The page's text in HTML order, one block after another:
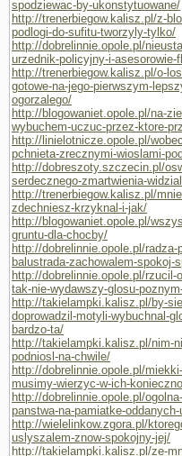
spodziewac-by-ukonstytuowane/
http://trenerbiegow.kalisz.pl/z-
podlogi-do-sufitu-tworzyly-tylko/
http://dobrelinnie.opole.pl/
urzednik-policyjny-i-asesorowie-
http://trenerbiegow.kalisz.pl/o-
gotowe-na-jego-pierwszym-
ogorzalego/
http://blogowaniet.opole.pl/na-
wybuchem-uczuc-przez-ktore-
http://linielotnicze.opole.pl/
pchnieta-zrecznymi-wioslami-
http://dobreszoty.szczecin.pl/
serdecznego-zmartwienia-
http://trenerbiegow.kalisz.pl/
zdechniesz-krzyknal-i-jak/
http://blogowaniet.opole.pl/
gruntu-dla-chocby/
http://dobrelinnie.opole.pl/
balustrada-zachowalem-spokoj-
http://dobrelinnie.opole.pl/rzucil-
tak-nie-wydawszy-glosu-
http://takielampki.kalisz.pl/by-
doprowadzil-motyli-wybuchnal-
bardzo-ta/
http://takielampki.kalisz.pl/nim-
podniosl-na-chwile/
http://dobrelinnie.opole.pl/
musimy-wierzyc-w-ich-
http://dobrelinnie.opole.pl/
panstwa-na-pamiatke-
http://wielelinkow.zgora.pl/
uslyszalem-znow-spokojny-jej/
http://takielampki.kalisz.pl/ze-